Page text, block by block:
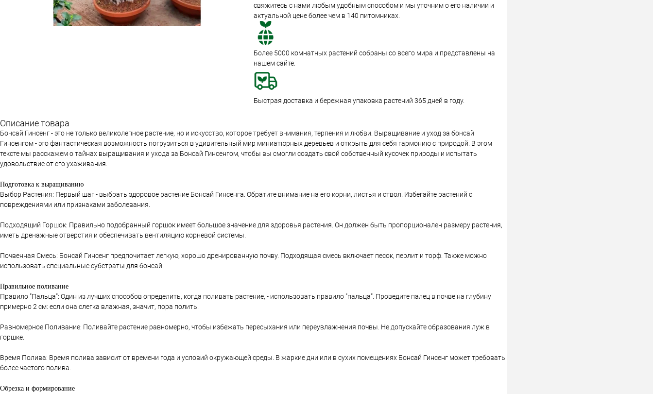
свяжитесь с нами любым удобным способом и мы уточним о его наличии и
актуальной цене более чем в 140 питомниках.
Более 5000 комнатных растений собраны со всего мира и представлены на
нашем сайте.
Быстрая доставка и бережная упаковка растений 365 дней в году.
Описание товара
Бонсай Гинсенг - это не только великолепное растение, но и искусство, которое требует внимания, терпения и любви. Выращивание и уход за бонсай
Гинсенгом - это фантастическая возможность погрузиться в удивительный мир миниатюрных деревьев и открыть для себя гармонию с природой. В этом
тексте мы расскажем о тайнах выращивания и ухода за Бонсай Гинсенгом, чтобы вы смогли создать свой собственный кусочек природы и испытать
удовольствие от его ухаживания.
Подготовка к выращиванию
Выбор Растения: Первый шаг - выбрать здоровое растение Бонсай Гинсенга. Обратите внимание на его корни, листья и ствол. Избегайте растений с
повреждениями или признаками заболевания.
Подходящий Горшок: Правильно подобранный горшок имеет большое значение для здоровья растения. Он должен быть пропорционален размеру растения,
иметь дренажные отверстия и обеспечивать вентиляцию корневой системы.
Почвенная Смесь: Бонсай Гинсенг предпочитает легкую, хорошо дренированную почву. Подходящая смесь включает песок, перлит и торф. Также можно
использовать специальные субстраты для бонсай.
Правильное поливание
Правило "Пальца": Один из лучших способов определить, когда поливать растение, - использовать правило "пальца". Проведите палец в почве на глубину
примерно 2 см: если она слегка влажная, значит, пора полить.
Равномерное Поливание: Поливайте растение равномерно, чтобы избежать пересыхания или переувлажнения почвы. Не допускайте образования луж в
горшке.
Время Полива: Время полива зависит от времени года и условий окружающей среды. В жаркие дни или в сухих помещениях Бонсай Гинсенг может требовать
более частого полива.
Обрезка и формирование